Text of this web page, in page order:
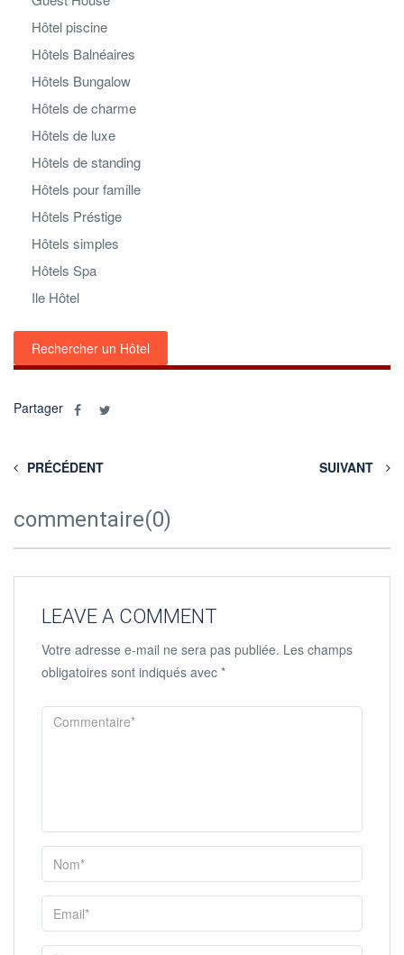
Hôtel piscine
Hôtels Balnéaires
Hôtels Bungalow
Hôtels de charme
Hôtels de luxe
Hôtels de standing
Hôtels pour famille
Hôtels Préstige
Hôtels simples
Hôtels Spa
Ile Hôtel
Rechercher un Hôtel
Partager
PRÉCÉDENT SUIVANT
commentaire(0)
LEAVE A COMMENT
Votre adresse e-mail ne sera pas publiée. Les champs
obligatoires sont indiqués avec *